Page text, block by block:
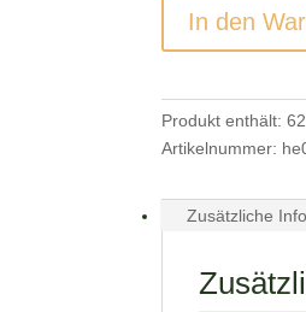
(Rolle)
Menge
In den
Produkt enthält: 62
Artikelnummer:
Zusätzliche